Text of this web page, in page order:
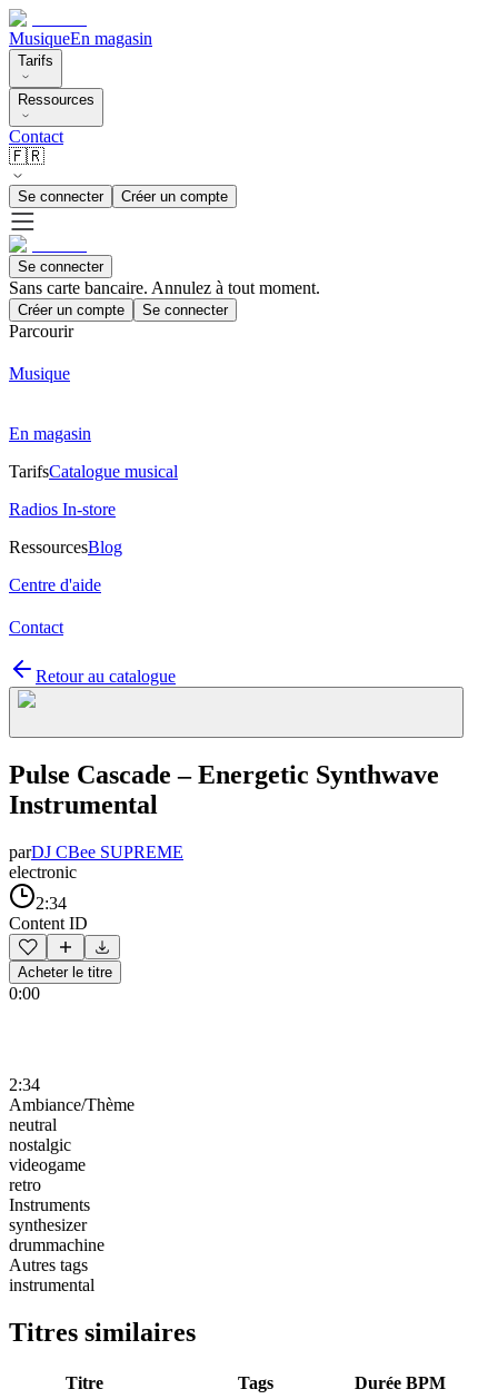
MusiqueEn magasin
Tarifs
Ressources
Contact
🇫🇷
Se connecter Créer un compte
Se connecter
Sans carte bancaire. Annulez à tout moment.
Créer un compte Se connecter
Parcourir
Musique
En magasin
TarifsCatalogue musical
Radios In-store
RessourcesBlog
Centre d'aide
Contact
Retour au catalogue
Pulse Cascade – Energetic Synthwave
Instrumental
parDJ CBee SUPREME
electronic
2:34
Content ID
Acheter le titre
0:00
2:34
Ambiance/Thème
neutral
nostalgic
videogame
retro
Instruments
synthesizer
drummachine
Autres tags
instrumental
Titres similaires
Titre Tags Durée BPM